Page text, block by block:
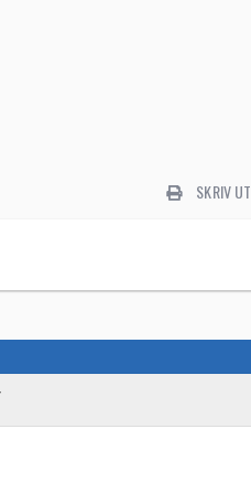
SKRIV UT